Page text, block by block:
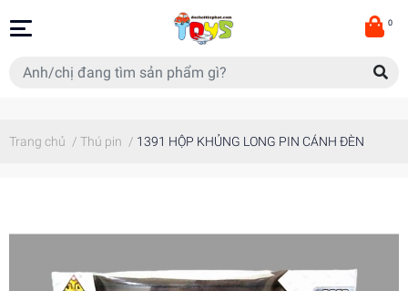
0
Trang chủ / Thú pin / 1391 HỘP KHỦNG LONG PIN CÁNH ĐÈN